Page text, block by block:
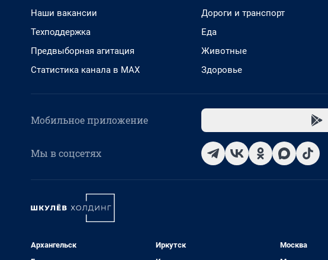
Наши вакансии
Техподдержка
Предвыборная агитация
Статистика канала в MAX
Дороги и транспорт
Еда
Животные
Здоровье
Мобильное приложение
Мы в соцсетях
Архангельск
Иркутск
Москва